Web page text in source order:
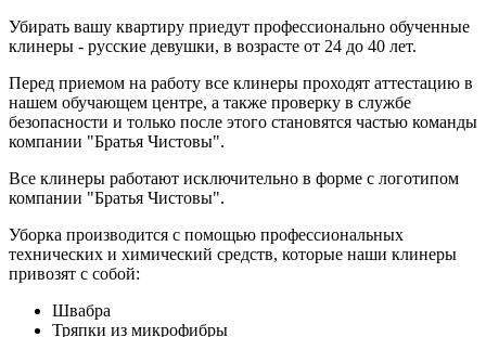
Убирать вашу квартиру приедут профессионально обученные
клинеры - русские девушки, в возрасте от 24 до 40 лет.
Перед приемом на работу все клинеры проходят аттестацию в
нашем обучающем центре, а также проверку в службе
безопасности и только после этого становятся частью команды
компании "Братья Чистовы".
Все клинеры работают исключительно в форме с логотипом
компании "Братья Чистовы".
Уборка производится с помощью профессиональных
технических и химический средств, которые наши клинеры
привозят с собой:
Швабра
Тряпки из микрофибры